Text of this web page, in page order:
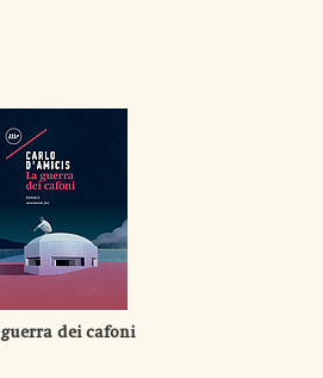
dei cafoni